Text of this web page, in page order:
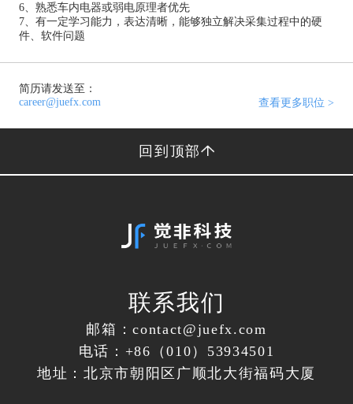
6、熟悉车内电器或弱电原理者优先
7、有一定学习能力，表达清晰，能够独立解决采集过程中的硬
件、软件问题
简历请发送至：
career@juefx.com
查看更多职位 >
回到顶部
联系我们
邮箱：contact@juefx.com
电话：+86（010）53934501
地址：北京市朝阳区广顺北大街福码大厦